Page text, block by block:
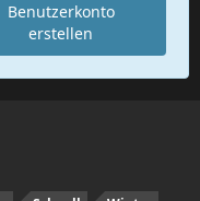
Benutzerkonto
erstellen